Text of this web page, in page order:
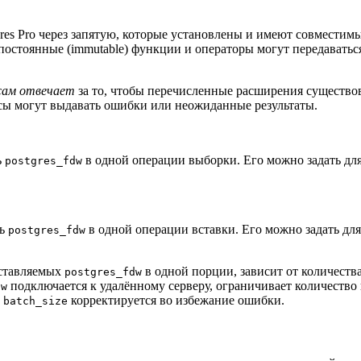
Pro через запятую, которые установлены и имеют
(immutable) функции и операторы могут
отвечает за то, чтобы перечисленные расширения
могут выдавать ошибки или неожиданные результаты.
postgres_fdw в одной операции выборки. Его можно задать
postgres_fdw в одной операции вставки. Его можно задать
postgres_fdw в одной порции, зависит от
подключается к удалённому серверу, ограничивает
batch_size корректируется во избежание ошибки.